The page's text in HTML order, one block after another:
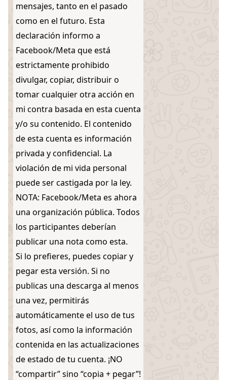
mensajes, tanto en el pasado
como en el futuro. Esta
declaración informo a
Facebook/Meta que está
estrictamente prohibido
divulgar, copiar, distribuir o
tomar cualquier otra acción en
mi contra basada en esta cuenta
y/o su contenido. El contenido
de esta cuenta es información
privada y confidencial. La
violación de mi vida personal
puede ser castigada por la ley.
NOTA: Facebook/Meta es ahora
una organización pública. Todos
los participantes deberían
publicar una nota como esta.
Si lo prefieres, puedes copiar y
pegar esta versión. Si no
publicas una descarga al menos
una vez, permitirás
automáticamente el uso de tus
fotos, así como la información
contenida en las actualizaciones
de estado de tu cuenta. ¡NO
“compartir” sino “copia + pegar”!